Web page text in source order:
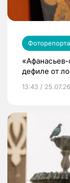
«Афанасьев-
дефиле от
13:43 / 25.07.26